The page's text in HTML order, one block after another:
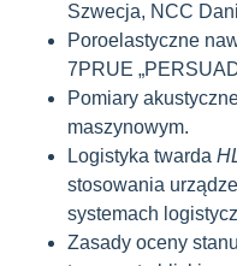
Szwecja, NCC
Poroelastyczne
7PRUE
Pomiary
maszynowym.
Logistyka twarda
stosowania
systemach
Zasady oceny